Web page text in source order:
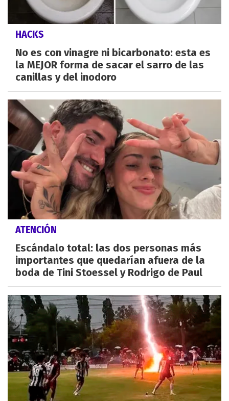
HACKS
No es con vinagre ni bicarbonato: esta es
la MEJOR forma de sacar el sarro de las
canillas y del inodoro
ATENCIÓN
Escándalo total: las dos personas más
importantes que quedarían afuera de la
boda de Tini Stoessel y Rodrigo de Paul